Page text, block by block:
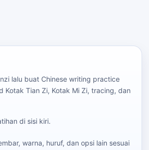
lalu buat Chinese writing practice
Kotak Tian Zi, Kotak Mi Zi, tracing, dan
di sisi kiri.
warna, huruf, dan opsi lain sesuai